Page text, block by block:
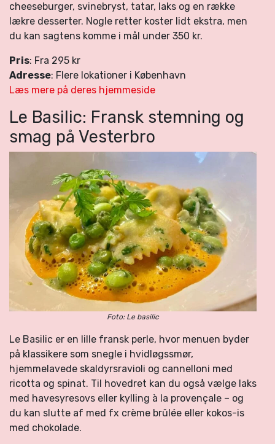
cheeseburger, svinebryst, tatar, laks og en række
lækre desserter. Nogle retter koster lidt ekstra, men
du kan sagtens komme i mål under 350 kr.
Pris: Fra 295 kr
Adresse: Flere lokationer i København
Læs mere på deres hjemmeside
Le Basilic: Fransk stemning og
smag på Vesterbro
Foto: Le basilic
Le Basilic er en lille fransk perle, hvor menuen byder
på klassikere som snegle i hvidløgssmør,
hjemmelavede skaldyrsravioli og cannelloni med
ricotta og spinat. Til hovedret kan du også vælge laks
med havesyresovs eller kylling à la provençale – og
du kan slutte af med fx crème brûlée eller kokos-is
med chokolade.